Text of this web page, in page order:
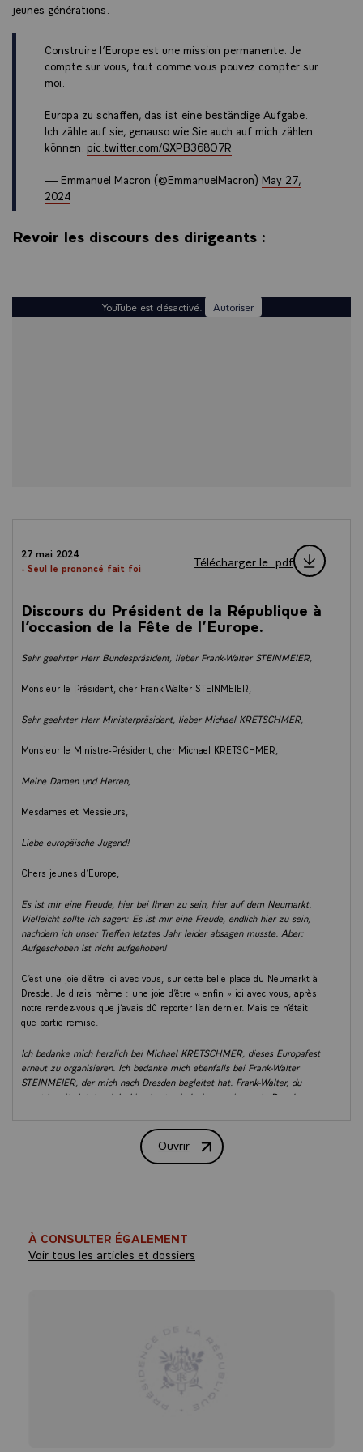
jeunes générations.
Construire l’Europe est une mission permanente. Je
compte sur vous, tout comme vous pouvez compter sur
moi.
Europa zu schaffen, das ist eine beständige Aufgabe.
Ich zähle auf sie, genauso wie Sie auch auf mich zählen
können. pic.twitter.com/QXPB368O7R
— Emmanuel Macron (@EmmanuelMacron) May 27,
2024
Revoir les discours des dirigeants :
YouTube est désactivé. Autoriser
27 mai 2024
- Seul le prononcé fait foi
Télécharger le .pdf
Discours du Président de la République à
l’occasion de la Fête de l’Europe.
Sehr geehrter Herr Bundespräsident, lieber Frank-Walter STEINMEIER,
Monsieur le Président, cher Frank-Walter STEINMEIER,
Sehr geehrter Herr Ministerpräsident, lieber Michael KRETSCHMER,
Monsieur le Ministre-Président, cher Michael KRETSCHMER,
Meine Damen und Herren,
Mesdames et Messieurs,
Liebe europäische Jugend!
Chers jeunes d’Europe,
Es ist mir eine Freude, hier bei Ihnen zu sein, hier auf dem Neumarkt.
Vielleicht sollte ich sagen: Es ist mir eine Freude, endlich hier zu sein,
nachdem ich unser Treffen letztes Jahr leider absagen musste. Aber:
Aufgeschoben ist nicht aufgehoben!
C’est une joie d’être ici avec vous, sur cette belle place du Neumarkt à
Dresde. Je dirais même : une joie d’être « enfin » ici avec vous, après
notre rendez-vous que j’avais dû reporter l’an dernier. Mais ce n’était
que partie remise.
Ich bedanke mich herzlich bei Michael KRETSCHMER, dieses Europafest
erneut zu organisieren. Ich bedanke mich ebenfalls bei Frank-Walter
STEINMEIER, der mich nach Dresden begleitet hat. Frank-Walter, du
warst bereits letztes Jahr hier, heute sind wir gemeinsam in Dresden.
Je veux bien sûr remercier Michael KRETSCHMER pour l’organisation
de cette nouvelle édition de la Fête de l’Europe. Je remercie également
Frank-Walter STEINMEIER de m’y accompagner, en revenant ici, lui qui,
französischen Schule. Ich lernte die deutsche Sprache und Kultur, und tue
das immer noch. Ich tue mein Bestes, glauben Sie mir! Ich machte erste
Reisen nach Deutschland, und tue das immer noch. So nahm ich zum
à le faire. Je fais de mon mieux, croyez-moi ! J'ai fait mes premiers
voyages en Allemagne, et je continue à le faire. J'ai par exemple
participé à un échange entre Amiens et Dortmund. J'ai découvert votre
pays, qui était alors encore divisé par le Mur.
Ouvrir
Discours du Président de la
À CONSULTER ÉGALEMENT
Voir tous les articles et dossiers